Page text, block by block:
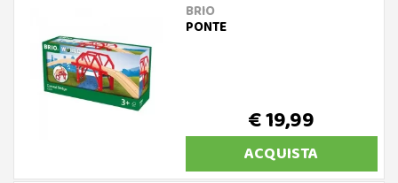
BRIO
PONTE
€ 19,99
ACQUISTA